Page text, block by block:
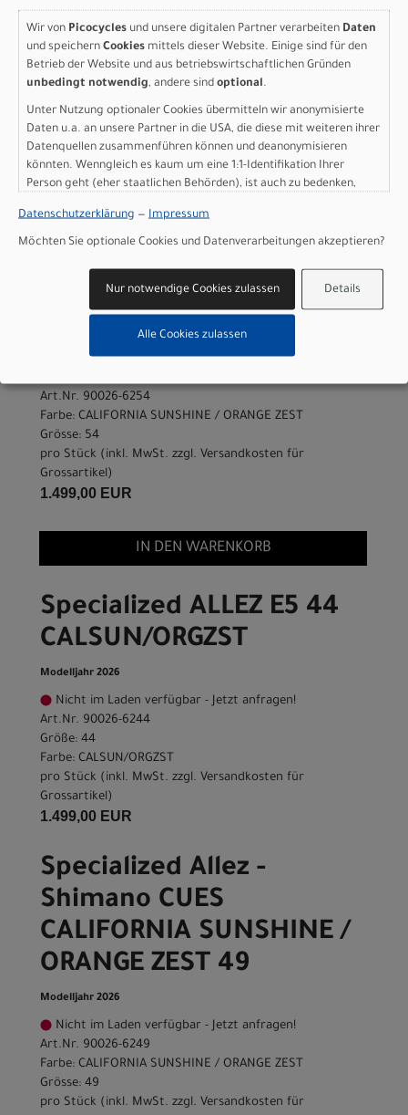
+49 8024 90 288 01
Varianten
Specialized Allez -
Shimano CUES
CALIFORNIA SUNSHINE /
ORANGE ZEST 54
Art.Nr. 90026-6254
Farbe: CALIFORNIA SUNSHINE / ORANGE ZEST
Grösse: 54
pro Stück (inkl. MwSt. zzgl. Versandkosten für
Grossartikel)
1.499,00 EUR
IN DEN WARENKORB
Specialized ALLEZ E5 44
CALSUN/ORGZST
Modelljahr 2026
Nicht im Laden verfügbar - Jetzt anfragen!
Art.Nr. 90026-6244
Größe: 44
Farbe: CALSUN/ORGZST
pro Stück (inkl. MwSt. zzgl. Versandkosten für
Grossartikel)
1.499,00 EUR
Specialized Allez -
Shimano CUES
CALIFORNIA SUNSHINE /
ORANGE ZEST 49
Modelljahr 2026
Nicht im Laden verfügbar - Jetzt anfragen!
Art.Nr. 90026-6249
Farbe: CALIFORNIA SUNSHINE / ORANGE ZEST
Grösse: 49
pro Stück (inkl. MwSt. zzgl. Versandkosten für
Wir von Picocycles und unsere digitalen Partner verarbeiten Daten
und speichern Cookies mittels dieser Website. Einige sind für den
Betrieb der Website und aus betriebswirtschaftlichen Gründen
unbedingt notwendig, andere sind optional.
Unter Nutzung optionaler Cookies übermitteln wir anonymisierte
Daten u.a. an unsere Partner in die USA, die diese mit weiteren ihrer
Datenquellen zusammenführen können und deanonymisieren
könnten. Wenngleich es kaum um eine 1:1-Identifikation Ihrer
Person geht (eher staatlichen Behörden), ist auch zu bedenken,
sind wie bei uns in der Europäischen Union.
Datenschutzerklärung — Impressum
Möchten Sie optionale Cookies und Datenverarbeitungen akzeptieren?
Details
Nur notwendige Cookies zulassen
Alle Cookies zulassen